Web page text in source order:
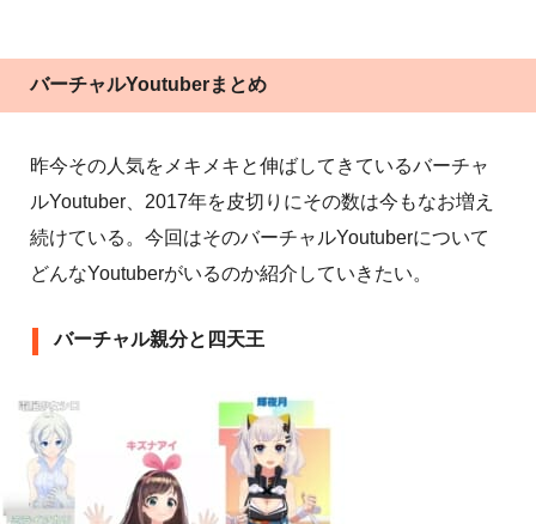
バーチャルYoutuberまとめ
昨今その人気をメキメキと伸ばしてきているバーチャ
ルYoutuber、2017年を皮切りにその数は今もなお増え
続けている。今回はそのバーチャルYoutuberについて
どんなYoutuberがいるのか紹介していきたい。
バーチャル親分と四天王